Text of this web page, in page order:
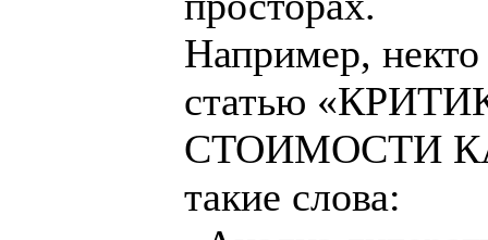
Например,
статью
СТОИМОСТИ
такие слова: